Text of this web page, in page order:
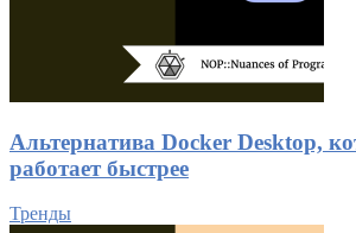
Альтернатива Docker Desktop,
работает быстрее
Тренды